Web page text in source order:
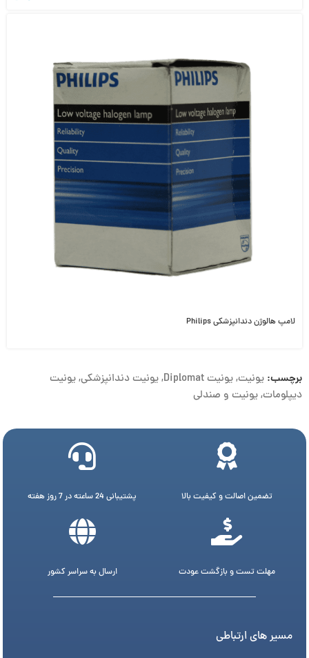
لامپ هالوژن دندانپزشکی Philips
برچسب: یونیت,یونیت Diplomat ,یونیت دندانپزشکی,یونیت
دیپلومات,یونیت و صندلی
تضمین اصالت و کیفیت بالا پشتیبانی 24 ساعته در 7 روز هفته
مهلت تست و بازگشت عودت ارسال به سراسر کشور
مسیر های ارتباطی